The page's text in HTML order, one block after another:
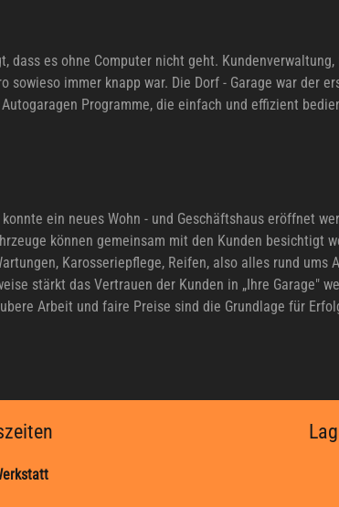
es ohne Computer nicht geht.
immer knapp war. Die Dorf - Garage war der
Programme, die einfach und effizient
ein neues Wohn - und Geschäftshaus eröffnet
können gemeinsam mit den Kunden besichtigt
Karosseriepflege, Reifen, also alles rund ums
stärkt das Vertrauen der Kunden in „Ihre Garage"
Arbeit und faire Preise sind die Grundlage für